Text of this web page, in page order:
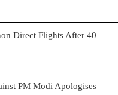
Direct Flights After 40
PM Modi Apologises